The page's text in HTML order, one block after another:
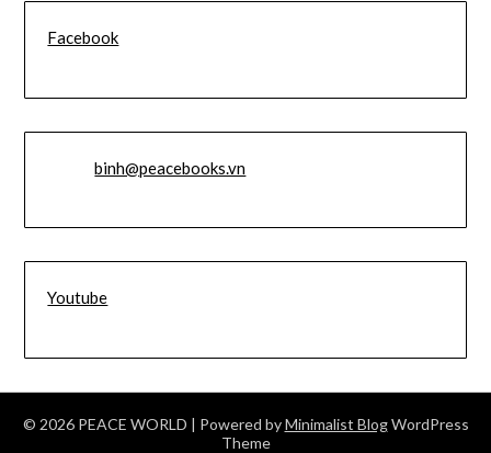
Facebook
Email:binh@peacebooks.vn
Youtube
© 2026 PEACE WORLD | Powered byMinimalist BlogWordPress
Theme